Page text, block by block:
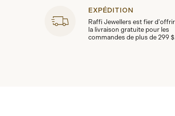
EXPÉDITION
Raffi Jewellers est fier d'offrir
la livraison gratuite pour les
commandes de plus de 299